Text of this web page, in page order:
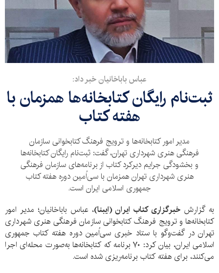
عباس باباخانیان خبر داد:
ثبت‌نام رایگان کتابخانه‌ها همزمان با
هفته کتاب
مدیر امور کتابخانه‌ها و ترویج فرهنگ کتابخوانی سازمان
فرهنگی هنری شهرداری تهران، گفت: ثبت‌نام رایگان کتابخانه‌ها
و بخشودگی جرایم دیرکرد کتاب از برنامه‌های سازمان فرهنگی
هنری شهرداری تهران همزمان با سی‌اُمین دوره هفته کتاب
جمهوری اسلامی ایران است.
به گزارش خبرگزاری کتاب ایران (ایبنا)، عباس باباخانیان؛ مدیر امور
کتابخانه‌ها و ترویج فرهنگ کتابخوانی سازمان فرهنگی هنری شهرداری
تهران در گفت‌وگو با ستاد خبری سی‌اُمین دوره هفته کتاب جمهوری
اسلامی ایران، بیان کرد: ۷۰ برنامه که کتابخانه‌ها به‌صورت محله‌ای اجرا
می‌کنند، برای هفته کتاب برنامه‌ریزی شده است.